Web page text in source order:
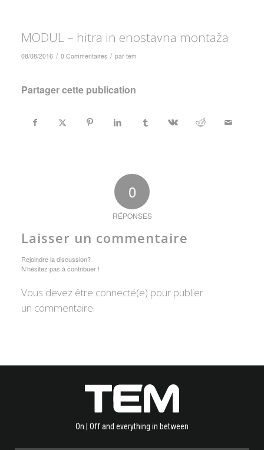
MODUL – hitra in enostavna montaža
08/08/2016 / 0 Commentaires / par tem
Partager cette publication
0
RÉPONSES
Laisser un commentaire
Rejoindre la discussion?
N’hésitez pas à contribuer !
Vous devez être connecté(e) pour publier
un commentaire.
On | Off and everything in between